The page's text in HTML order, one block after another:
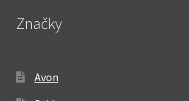
Značky
Avon